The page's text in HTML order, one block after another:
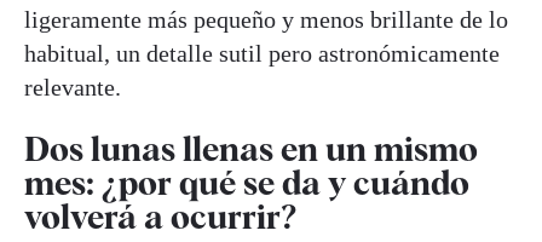
ligeramente más pequeño y menos brillante de lo
habitual, un detalle sutil pero astronómicamente
relevante.
Dos lunas llenas en un mismo
mes: ¿por qué se da y cuándo
volverá a ocurrir?